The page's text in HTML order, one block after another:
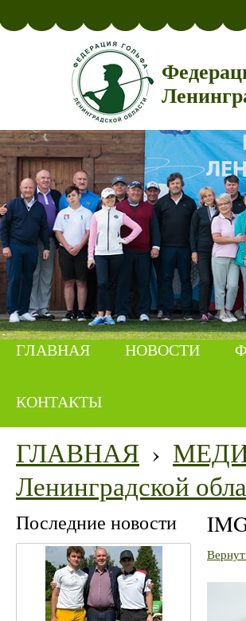
ГЛАВНАЯ НОВОСТИ
КОНТАКТЫ
ГЛАВНАЯ ›
Ленинградской
Последние новости